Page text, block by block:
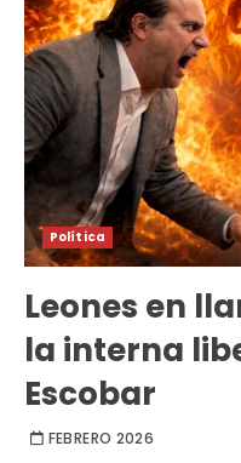
Política
Leones en
la interna
Escobar
FEBRERO 2026